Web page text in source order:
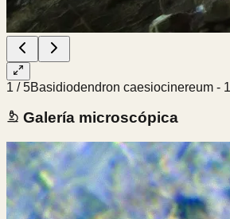
1 /5Basidiodendron caesiocinereum -
Galería microscópica